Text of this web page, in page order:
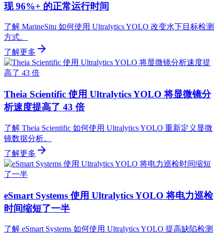
现 96%+ 的正常运行时间
了解 MarineSitu 如何使用 Ultralytics YOLO 改变水下目标检测
方式。
了解更多
Theia Scientific 使用 Ultralytics YOLO 将显微镜分
析速度提高了 43 倍
了解 Theia Scientific 如何使用 Ultralytics YOLO 重新定义显微
镜数据分析。
了解更多
eSmart Systems 使用 Ultralytics YOLO 将电力巡检
时间缩短了一半
了解 eSmart Systems 如何使用 Ultralytics YOLO 提高缺陷检测